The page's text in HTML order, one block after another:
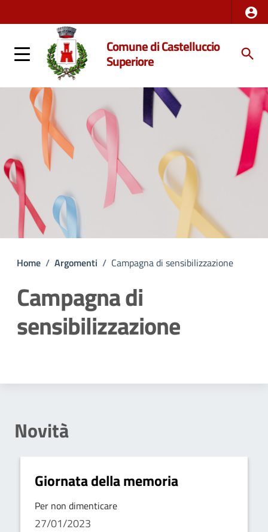
Comune di Castelluccio
Superiore
Home / Argomenti / Campagna di sensibilizzazione
Campagna di
sensibilizzazione
Novità
Giornata della memoria
Per non dimenticare
27/01/2023